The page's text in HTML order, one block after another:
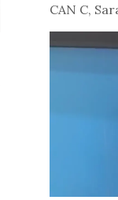
CAN C,